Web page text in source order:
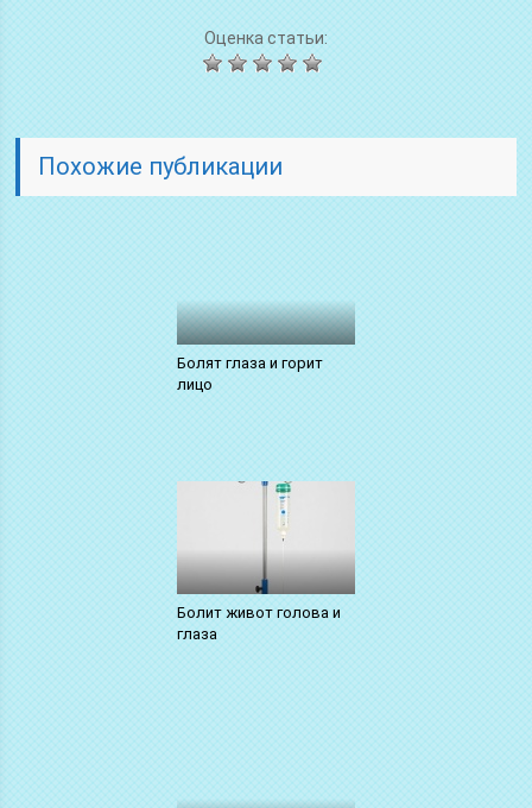
Оценка статьи:
Похожие публикации
Болят глаза и горит
лицо
Болит живот голова и
глаза